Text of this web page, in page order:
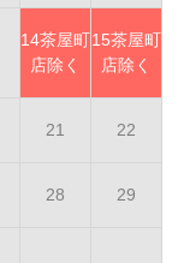
14茶屋町
店除く
15茶屋町
店除く
21 22
28 29